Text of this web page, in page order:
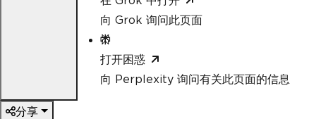
向 Grok 询问此页面
打开困惑
向 Perplexity 询问有关此页面的信息
分享